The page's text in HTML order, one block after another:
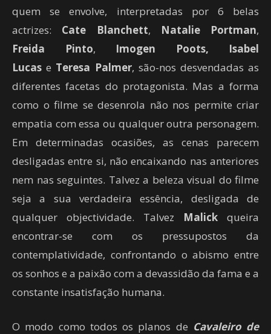
quem se envolve, interpretadas por 6 belas
actrizes: Cate Blanchett, Natalie Portman,
Freida Pinto, Imogen Poots, Isabel
Lucase Teresa Palmer, são-nos desvendadas as
diferentes facetas do protagonista. Mas a forma
como o filme se desenrola não nos permite criar
empatia com essa ou qualquer outra personagem.
Em determinadas ocasiões, as cenas parecem
desligadas entre si, não encaixando nas anteriores
nem nas seguintes. Talvez a beleza visual do filme
seja a sua verdadeira essência, desligada de
qualquer objectividade. Talvez Malick queira
encontrar-se com os pressupostos da
contemplatividade, confrontando o abismo entre
os sonhos e a paixão com a devassidão da fama e a
constante insatisfação humana.
O modo como todos os planos de Cavaleiro de